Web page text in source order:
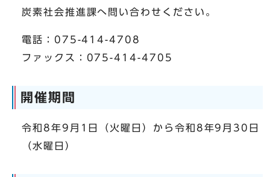
炭素社会推進課へ問い合わせください。
電話：075-414-4708
ファックス：075-414-4705
開催期間
令和8年9月1日（火曜日）から令和8年9月30日
（水曜日）